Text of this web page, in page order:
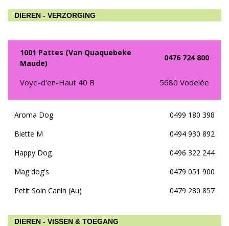
DIEREN - VERZORGING
1001 Pattes (Van Quaquebeke
Maude)
0476 724 800
Voye-d'en-Haut 40 B 5680 Vodelée
Aroma Dog
0499 180 398
Biette M
0494 930 892
Happy Dog
0496 322 244
Mag dog's
0479 051 900
Petit Soin Canin (Au)
0479 280 857
DIEREN - VISSEN & TOEGANG